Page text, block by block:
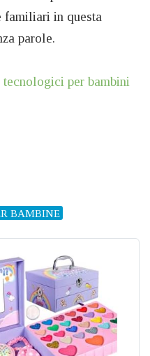
familiari in questa
parole.
per bambini
BAMBINE